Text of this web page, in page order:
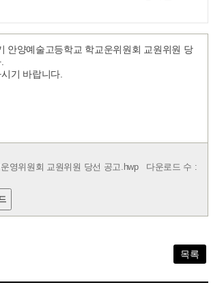
안양예술고등학교 학교운위원회 교원위원 당
기 바랍니다.
영위원회 교원위원 당선 공고.hwp다운로드 수 :
목록